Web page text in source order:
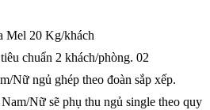
Mel 20 Kg/khách
chuẩn 2 khách/phòng. 02
Nữ ngủ ghép theo đoàn sắp xếp.
Nữ sẽ phụ thu ngủ single theo quy